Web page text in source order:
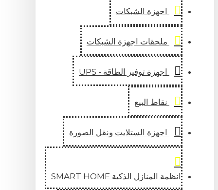
اجهزة الشبكات
ملحقات اجهزة الشبكات
اجهزة توفير الطاقة - UPS
نقاط البيع
اجهزة الستلايت ونقل الصورة
انظمة المنازل الذكية SMART HOME